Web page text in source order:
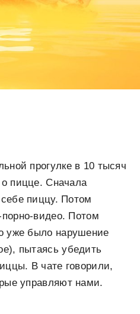
прогулке в 10 тысяч
пицце. Сначала
пиццу. Потом
видео. Потом
уже было нарушение
пытаясь убедить
В чате говорили,
управляют нами.